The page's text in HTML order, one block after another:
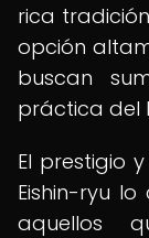
rica
opción
buscan
práctica del
El prestigio
Eishin-ryu
aquellos